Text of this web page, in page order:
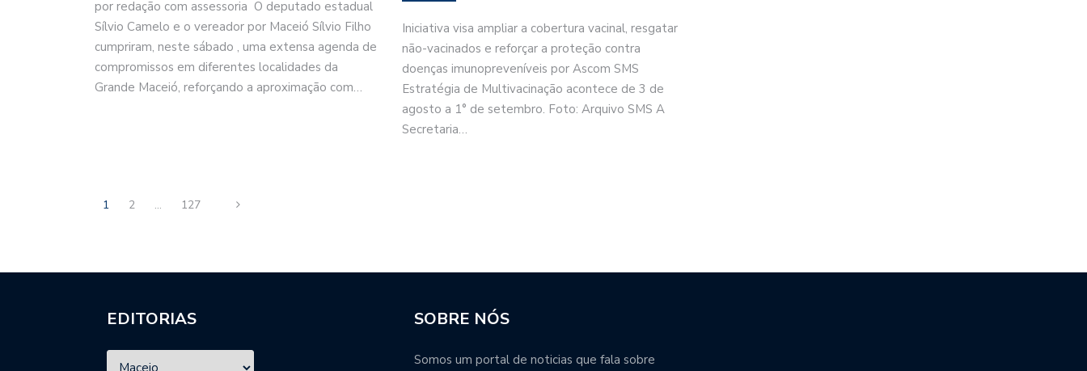
por redação com assessoria O deputado estadual
Sílvio Camelo e o vereador por Maceió Sílvio Filho
cumpriram, neste sábado , uma extensa agenda de
compromissos em diferentes localidades da
Grande Maceió, reforçando a aproximação com…
Iniciativa visa ampliar a cobertura vacinal, resgatar
não-vacinados e reforçar a proteção contra
doenças imunopreveníveis por Ascom SMS
Estratégia de Multivacinação acontece de 3 de
agosto a 1° de setembro. Foto: Arquivo SMS A
Secretaria…
1 2 … 127
EDITORIAS SOBRE NÓS
Somos um portal de noticias que fala sobre